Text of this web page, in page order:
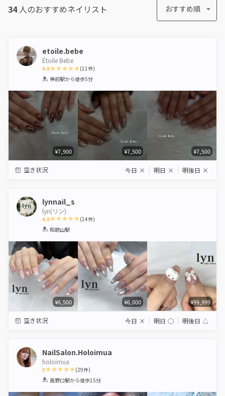
34人のおすすめネイリスト おすすめ順
etoile.bebe
Étoile Bebe
4.9
1 2 3 4 5
(11件)
神前駅から徒歩5分
¥7,900 ¥7,500 ¥7,500
空き状況 今日 × 明日 × 明後日 ×
lynnail_s
lyn(リン)
4.9
1 2 3 4
(14件)
和歌山駅
¥6,500 ¥6,000 ¥99,999
空き状況 今日 × 明日 ◯ 明後日 △
NailSalon.Holoimua
holoimua
5
1 2 3 4 5
(29件)
高野口駅から徒歩15分